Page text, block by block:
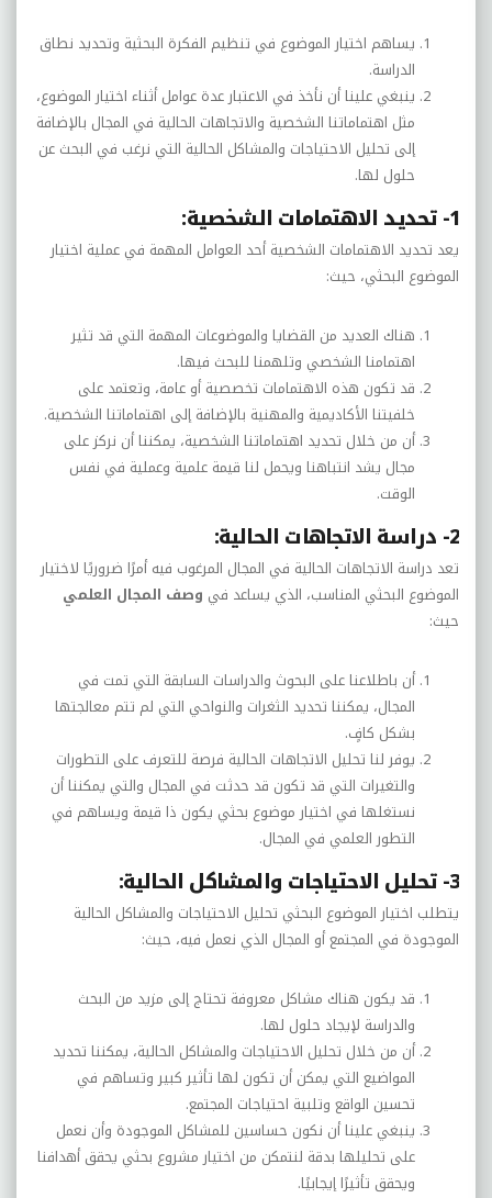
يساهم اختيار الموضوع في تنظيم الفكرة البحثية وتحديد نطاق
الدراسة.
ينبغي علينا أن نأخذ في الاعتبار عدة عوامل أثناء اختيار الموضوع،
مثل اهتماماتنا الشخصية والاتجاهات الحالية في المجال بالإضافة
إلى تحليل الاحتياجات والمشاكل الحالية التي نرغب في البحث عن
حلول لها.
1- تحديد الاهتمامات الشخصية:
يعد تحديد الاهتمامات الشخصية أحد العوامل المهمة في عملية اختيار
الموضوع البحثي، حيث:
هناك العديد من القضايا والموضوعات المهمة التي قد تثير
اهتمامنا الشخصي وتلهمنا للبحث فيها.
قد تكون هذه الاهتمامات تخصصية أو عامة، وتعتمد على
خلفيتنا الأكاديمية والمهنية بالإضافة إلى اهتماماتنا الشخصية.
أن من خلال تحديد اهتماماتنا الشخصية، يمكننا أن نركز على
مجال يشد انتباهنا ويحمل لنا قيمة علمية وعملية في نفس
الوقت.
2- دراسة الاتجاهات الحالية:
تعد دراسة الاتجاهات الحالية في المجال المرغوب فيه أمرًا ضروريًا لاختيار
الموضوع البحثي المناسب، الذي يساعد في وصف المجال العلمي
حيث:
أن باطلاعنا على البحوث والدراسات السابقة التي تمت في
المجال، يمكننا تحديد الثغرات والنواحي التي لم تتم معالجتها
بشكل كافٍ.
يوفر لنا تحليل الاتجاهات الحالية فرصة للتعرف على التطورات
والتغيرات التي قد تكون قد حدثت في المجال والتي يمكننا أن
نستغلها في اختيار موضوع بحثي يكون ذا قيمة ويساهم في
التطور العلمي في المجال.
3- تحليل الاحتياجات والمشاكل الحالية:
يتطلب اختيار الموضوع البحثي تحليل الاحتياجات والمشاكل الحالية
الموجودة في المجتمع أو المجال الذي نعمل فيه، حيث:
قد يكون هناك مشاكل معروفة تحتاج إلى مزيد من البحث
والدراسة لإيجاد حلول لها.
أن من خلال تحليل الاحتياجات والمشاكل الحالية، يمكننا تحديد
المواضيع التي يمكن أن تكون لها تأثير كبير وتساهم في
تحسين الواقع وتلبية احتياجات المجتمع.
ينبغي علينا أن نكون حساسين للمشاكل الموجودة وأن نعمل
على تحليلها بدقة لنتمكن من اختيار مشروع بحثي يحقق أهدافنا
ويحقق تأثيرًا إيجابيًا.